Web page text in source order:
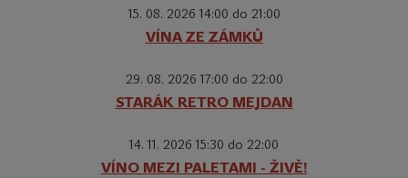
15. 08. 2026 14:00 do 21:00
VÍNA ZE ZÁMKŮ
29. 08. 2026 17:00 do 22:00
STARÁK RETRO MEJDAN
14. 11. 2026 15:30 do 22:00
VÍNO MEZI PALETAMI - ŽIVĚ!